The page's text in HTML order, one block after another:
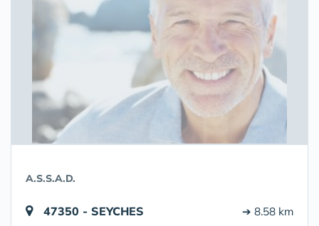
A.S.S.A.D.
47350 - SEYCHES ➔ 8.58 km